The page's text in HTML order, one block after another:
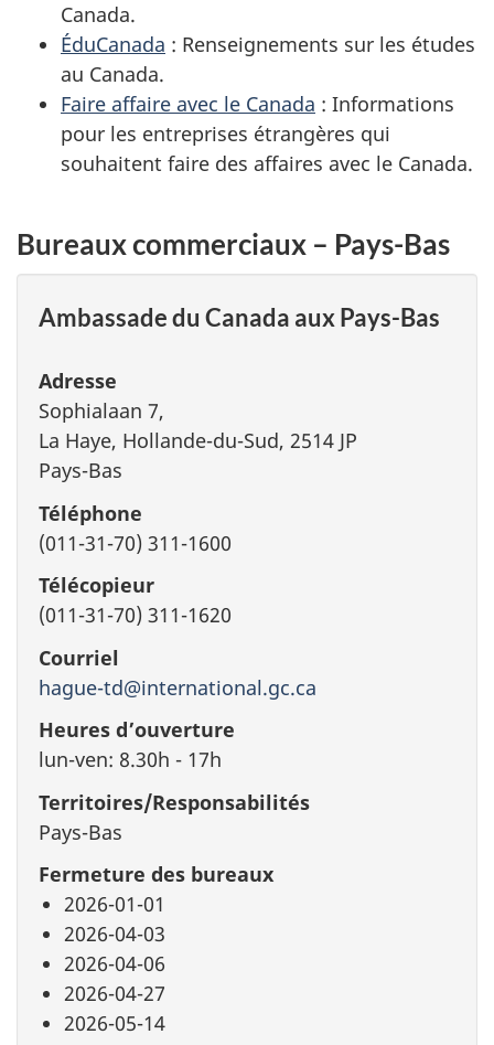
Canada.
ÉduCanada : Renseignements sur les études
au Canada.
Faire affaire avec le Canada : Informations
pour les entreprises étrangères qui
souhaitent faire des affaires avec le Canada.
Bureaux commerciaux – Pays-Bas
Ambassade du Canada aux Pays-Bas
Adresse
Sophialaan 7,
La Haye, Hollande-du-Sud, 2514 JP
Pays-Bas
Téléphone
(011-31-70) 311-1600
Télécopieur
(011-31-70) 311-1620
Courriel
hague-td@international.gc.ca
Heures d’ouverture
lun-ven: 8.30h - 17h
Territoires/Responsabilités
Pays-Bas
Fermeture des bureaux
2026-01-01
2026-04-03
2026-04-06
2026-04-27
2026-05-14